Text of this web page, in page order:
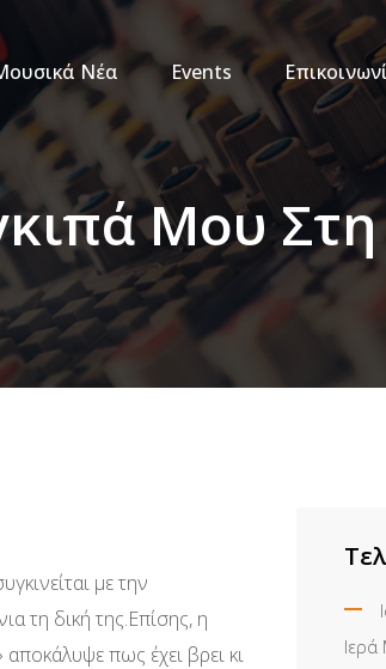
Νέα Events
Μου
με την
τη δική της.Επίσης, η
πως έχει βρει κι